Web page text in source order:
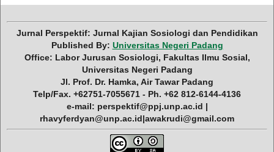
Jurnal Perspektif: Jurnal Kajian Sosiologi dan Pendidikan
Published By: Universitas Negeri Padang
Office: Labor Jurusan Sosiologi, Fakultas Ilmu Sosial,
Universitas Negeri Padang
Jl. Prof. Dr. Hamka, Air Tawar Padang
Telp/Fax. +62751-7055671 - Ph. +62 812-6144-4136
e-mail: perspektif@ppj.unp.ac.id |
rhavyferdyan@unp.ac.id|awakrudi@gmail.com